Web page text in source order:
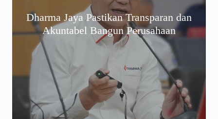
Dharma Jaya Pastikan Transparan dan
Akuntabel Bangun Perusahaan